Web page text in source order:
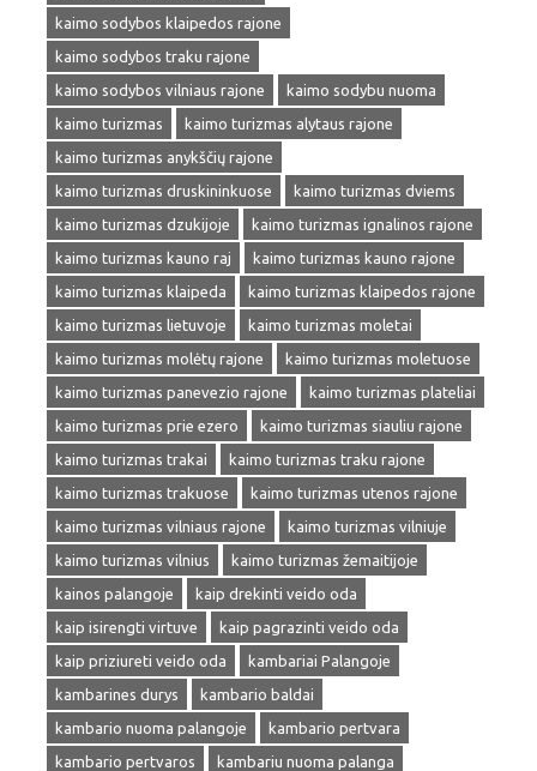
kaimo sodybos klaipedos rajone
kaimo sodybos traku rajone
kaimo sodybos vilniaus rajone
kaimo sodybu nuoma
kaimo turizmas
kaimo turizmas alytaus rajone
kaimo turizmas anykščių rajone
kaimo turizmas druskininkuose
kaimo turizmas dviems
kaimo turizmas dzukijoje
kaimo turizmas ignalinos rajone
kaimo turizmas kauno raj
kaimo turizmas kauno rajone
kaimo turizmas klaipeda
kaimo turizmas klaipedos rajone
kaimo turizmas lietuvoje
kaimo turizmas moletai
kaimo turizmas molėtų rajone
kaimo turizmas moletuose
kaimo turizmas panevezio rajone
kaimo turizmas plateliai
kaimo turizmas prie ezero
kaimo turizmas siauliu rajone
kaimo turizmas trakai
kaimo turizmas traku rajone
kaimo turizmas trakuose
kaimo turizmas utenos rajone
kaimo turizmas vilniaus rajone
kaimo turizmas vilniuje
kaimo turizmas vilnius
kaimo turizmas žemaitijoje
kainos palangoje
kaip drekinti veido oda
kaip isirengti virtuve
kaip pagrazinti veido oda
kaip priziureti veido oda
kambariai Palangoje
kambarines durys
kambario baldai
kambario nuoma palangoje
kambario pertvara
kambario pertvaros
kambariu nuoma palanga